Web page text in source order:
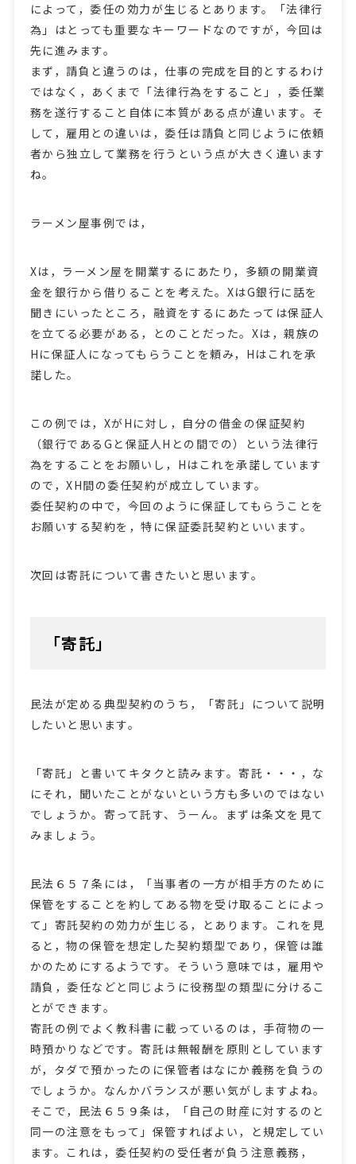
によって，委任の効力が生じるとあります。「法律行
為」はとっても重要なキーワードなのですが，今回は
先に進みます。
まず，請負と違うのは，仕事の完成を目的とするわけ
ではなく，あくまで「法律行為をすること」，委任業
務を遂行すること自体に本質がある点が違います。そ
して，雇用との違いは，委任は請負と同じように依頼
者から独立して業務を行うという点が大きく違います
ね。
ラーメン屋事例では，
Xは，ラーメン屋を開業するにあたり，多額の開業資
金を銀行から借りることを考えた。XはG銀行に話を
聞きにいったところ，融資をするにあたっては保証人
を立てる必要がある，とのことだった。Xは，親族の
Hに保証人になってもらうことを頼み，Hはこれを承
諾した。
この例では，XがHに対し，自分の借金の保証契約
（銀行であるGと保証人Hとの間での）という法律行
為をすることをお願いし，Hはこれを承諾しています
ので，XH間の委任契約が成立しています。
委任契約の中で，今回のように保証してもらうことを
お願いする契約を，特に保証委託契約といいます。
次回は寄託について書きたいと思います。
「寄託」
民法が定める典型契約のうち，「寄託」について説明
したいと思います。
「寄託」と書いてキタクと読みます。寄託・・・，な
にそれ，聞いたことがないという方も多いのではない
でしょうか。寄って託す、うーん。まずは条文を見て
みましょう。
民法６５７条には，「当事者の一方が相手方のために
保管をすることを約してある物を受け取ることによっ
て」寄託契約の効力が生じる，とあります。これを見
ると，物の保管を想定した契約類型であり，保管は誰
かのためにするようです。そういう意味では，雇用や
請負，委任などと同じように役務型の類型に分けるこ
とができます。
寄託の例でよく教科書に載っているのは，手荷物の一
時預かりなどです。寄託は無報酬を原則としています
が，タダで預かったのに保管者はなにか義務を負うの
でしょうか。なんかバランスが悪い気がしますよね。
そこで，民法６５９条は，「自己の財産に対するのと
同一の注意をもって」保管すればよい，と規定してい
ます。これは，委任契約の受任者が負う注意義務，